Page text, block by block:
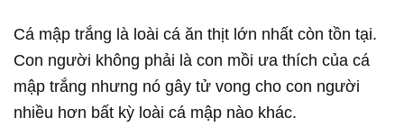
Cá mập trắng là loài cá ăn thịt lớn nhất còn tồn tại.
Con người không phải là con mồi ưa thích của cá
mập trắng nhưng nó gây tử vong cho con người
nhiều hơn bất kỳ loài cá mập nào khác.